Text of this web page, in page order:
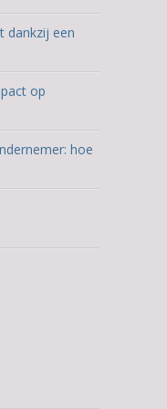
dankzij een
op
hoe